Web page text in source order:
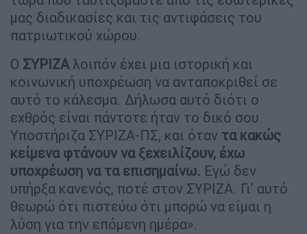
μας διαδικασίες και τις αντιφάσεις του
πατριωτικού χώρου.
Ο ΣΥΡΙΖΑλοιπόν έχει μια ιστορική και
κοινωνική υποχρέωση να ανταποκριθεί σε
αυτό το κάλεσμα. Δήλωσα αυτό διότι ο
εχθρός είναι πάντοτε ήταν το δικό σου.
Υποστήριζα ΣΥΡΙΖΑ-ΠΣ, και όταν τα κακώς
κείμενα φτάνουν να ξεχειλίζουν, έχω
υποχρέωση να τα επισημαίνω. Εγώ δεν
υπήρξα κανενός, ποτέ στον ΣΥΡΙΖΑ. Γι' αυτό
θεωρώ ότι πιστεύω ότι μπορώ να είμαι η
λύση για την επόμενη ημέρα».